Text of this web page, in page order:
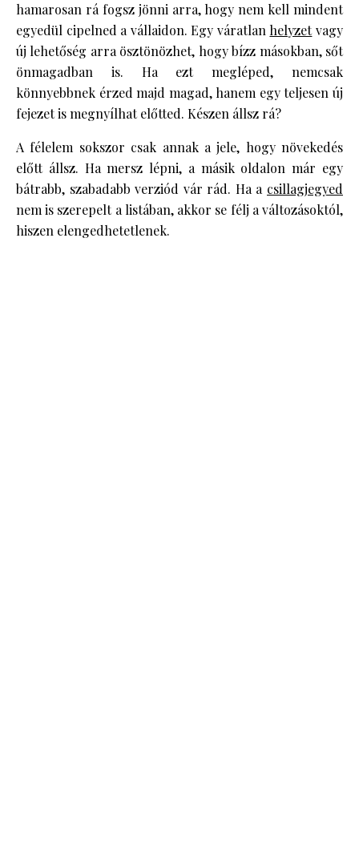
hamarosan rá fogsz jönni arra, hogy nem kell mindent
egyedül cipelned a vállaidon. Egy váratlan helyzetvagy
új lehetőség arra ösztönözhet, hogy bízz másokban, sőt
önmagadban is. Ha ezt megléped, nemcsak
könnyebbnek érzed majd magad, hanem egy teljesen új
fejezet is megnyílhat előtted. Készen állsz rá?
A félelem sokszor csak annak a jele, hogy növekedés
előtt állsz. Ha mersz lépni, a másik oldalon már egy
bátrabb, szabadabb verziód vár rád. Ha a csillagjegyed
nem is szerepelt a listában, akkor se félj a változásoktól,
hiszen elengedhetetlenek.